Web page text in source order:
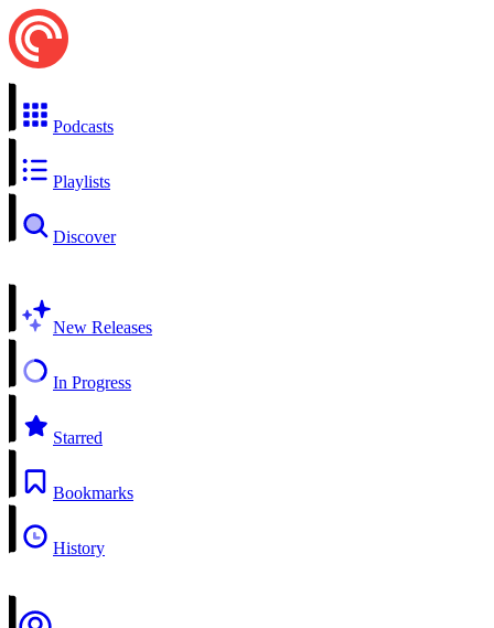
Podcasts
Playlists
Discover
New Releases
In Progress
Starred
Bookmarks
History